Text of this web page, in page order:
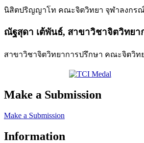
นิสิตปริญญาโท คณะจิตวิทยา จุฬาลงกร
ณัฐสุดา เต้พันธ์, สาขาวิชาจิตวิทย
สาขาวิชาจิตวิทยาการปรึกษา คณะจิตวิ
Make a Submission
Make a Submission
Information